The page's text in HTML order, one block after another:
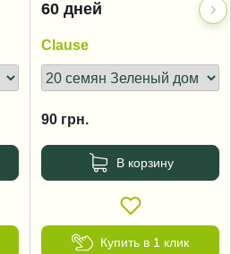
60 дней
Clause
90 грн.
В корзину
Купить в 1 клик